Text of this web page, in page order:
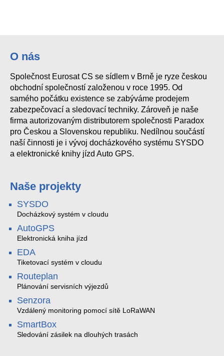
O nás
Společnost Eurosat CS se sídlem v Brně je ryze českou
obchodní společností založenou v roce 1995. Od
samého počátku existence se zabýváme prodejem
zabezpečovací a sledovací techniky. Zároveň je naše
firma autorizovaným distributorem společnosti Paradox
pro Českou a Slovenskou republiku. Nedílnou součástí
naší činnosti je i vývoj docházkového systému SYSDO
a elektronické knihy jízd Auto GPS.
Naše projekty
SYSDO
Docházkový systém v cloudu
AutoGPS
Elektronická kniha jízd
EDA
Tiketovací systém v cloudu
Routeplan
Plánování servisních výjezdů
Senzora
Vzdálený monitoring pomocí sítě LoRaWAN
SmartBox
Sledování zásilek na dlouhých trasách